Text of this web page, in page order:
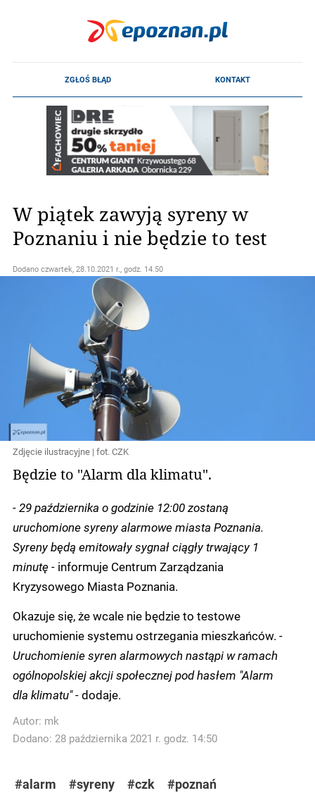
W piątek zawyją syreny w
Poznaniu i nie będzie to test
Dodano czwartek, 28.10.2021 r., godz. 14.50
Zdjęcie ilustracyjne | fot. CZK
Będzie to "Alarm dla klimatu".
- 29 października o godzinie 12:00 zostaną
uruchomione syreny alarmowe miasta Poznania.
Syreny będą emitowały sygnał ciągły trwający 1
minutę - informuje Centrum Zarządzania
Kryzysowego Miasta Poznania.
Okazuje się, że wcale nie będzie to testowe
uruchomienie systemu ostrzegania mieszkańców. -
Uruchomienie syren alarmowych nastąpi w ramach
ogólnopolskiej akcji społecznej pod hasłem "Alarm
dla klimatu" -dodaje.
Autor: mk
Dodano: 28 października 2021 r. godz. 14:50
#alarm #syreny #czk #poznań